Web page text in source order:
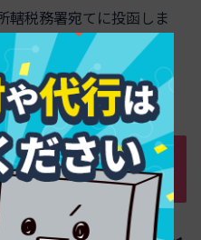
轄税務署宛てに投函しま
管し、口座開設や各種申
書くテンプレ＆業
開